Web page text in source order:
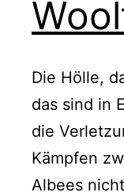
Die Hölle,
das sind in
die
Kämpfen
Albees